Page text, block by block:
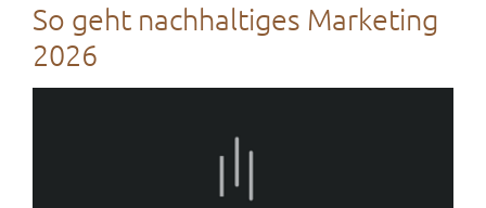
So geht nachhaltiges Marketing
2026